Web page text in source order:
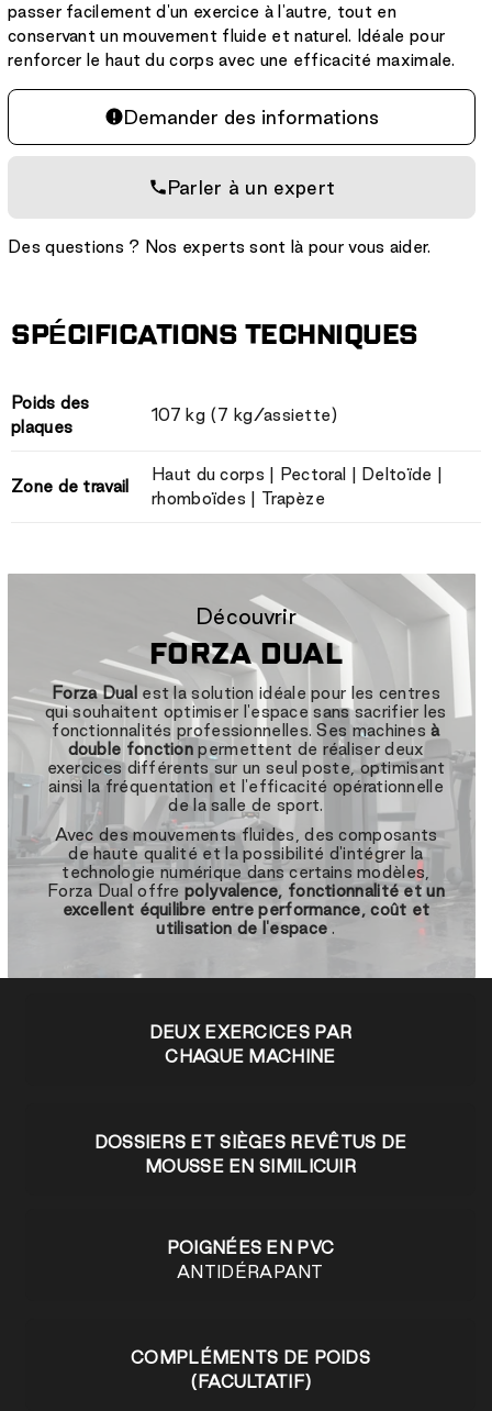
passer facilement d'un exercice à l'autre, tout en
conservant un mouvement fluide et naturel. Idéale pour
renforcer le haut du corps avec une efficacité maximale.
Demander des informations
Parler à un expert
Des questions ? Nos experts sont là pour vous aider.
SPÉCIFICATIONS TECHNIQUES
Poids des
plaques
107 kg (7 kg/assiette)
Zone de travail
Haut du corps | Pectoral | Deltoïde |
rhomboïdes | Trapèze
Découvrir
FORZA DUAL
Forza Dual est la solution idéale pour les centres
qui souhaitent optimiser l'espace sans sacrifier les
fonctionnalités professionnelles. Ses machinesà
double fonction permettent de réaliser deux
exercices différents sur un seul poste, optimisant
ainsi la fréquentation et l'efficacité opérationnelle
de la salle de sport.
Avec des mouvements fluides, des composants
de haute qualité et la possibilité d'intégrer la
technologie numérique dans certains modèles,
Forza Dual offrepolyvalence, fonctionnalité et un
excellent équilibre entre performance, coût et
utilisation de l'espace .
DEUX EXERCICES PAR
CHAQUE MACHINE
DOSSIERS ET SIÈGES REVÊTUS DE
MOUSSE EN SIMILICUIR
POIGNÉES EN PVC
ANTIDÉRAPANT
COMPLÉMENTS DE POIDS
(FACULTATIF)